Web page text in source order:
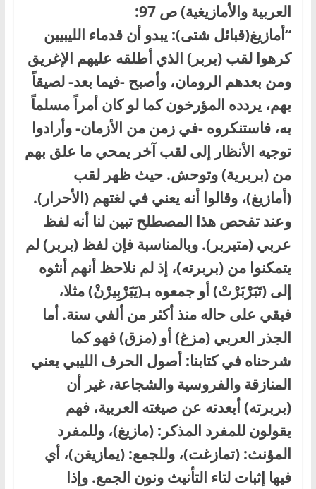
العربية والأمازيغية) ص 97:
“أمازيغ(قبائل شتى): يبدو أن قدماء الليبيين
كرهوا لقب (بربر) الذي أطلقه عليهم الإغريق
ومن بعدهم الرومان، وأصبح -فيما بعد- لصيقاً
بهم، يردده المؤرخون كما لو كان أمراً مسلماً
به، فاستنكروه -في زمن من الأزمان- وأرادوا
توجيه الأنظار إلى لقب آخر يمحي ما علق بهم
من (بربرية) وتوحش. حيث ظهر لقب
(أمازيغ)، وقالوا أنه يعني في لغتهم (الأحرار).
وعند تفحص هذا المصطلح تبين لنا أنه لفظ
عربي (متبربر). وبالمناسبة فإن لفظ (بربر) لم
يتمكنوا من (بربرته)، إذ لم نلاحظ أنهم أنثوه
إلى (تَبَرْبَرْتْ) أو جمعوه بـ(يَبَرْبِيرْنْ) مثلا،
فبقي على حاله منذ أكثر من ألفي سنة. أما
الجذر العربي (مزغ) أو (مزق) فهو كما
شرحناه في كتابنا: أصول الحرف الليبي يعني
المنازقة والفروسية والشجاعة، غير أن
(بربرته) أبعدته عن صيغته العربية، فهم
يقولون للمفرد المذكر: (مازيغ)، وللمفرد
المؤنث: (تمازغت)، وللجمع: (يمازيغن)، أي
فيها إثبات لتاء التأنيث ونون الجمع. وإذا